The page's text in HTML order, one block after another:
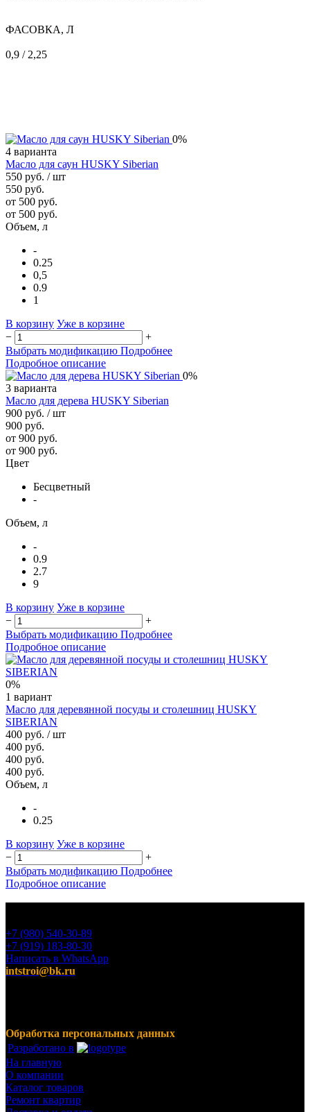
ФАСОВКА, Л
0,9 / 2,25
0%
4 варианта
Масло для саун HUSKY Siberian
550 руб. / шт
550 руб.
от 500 руб.
от 500 руб.
Объем, л
-
0.25
0,5
0.9
1
В корзину Уже в корзине
−
+
Выбрать модификацию Подробнее
Подробное описание
0%
3 варианта
Масло для дерева HUSKY Siberian
900 руб. / шт
900 руб.
от 900 руб.
от 900 руб.
Цвет
Бесцветный
-
Объем, л
-
0.9
2.7
9
В корзину Уже в корзине
−
+
Выбрать модификацию Подробнее
Подробное описание
0%
1 вариант
Масло для деревянной посуды и столешниц HUSKY
SIBERIAN
400 руб. / шт
400 руб.
400 руб.
400 руб.
Объем, л
-
0.25
В корзину Уже в корзине
−
+
Выбрать модификацию Подробнее
Подробное описание
+7 (980) 540-30-89
+7 (919) 183-80-30
Написать в WhatsApp
intstroi@bk.ru
Обработка персональных данных
Разработано в
На главную
О компании
Каталог товаров
Ремонт квартир